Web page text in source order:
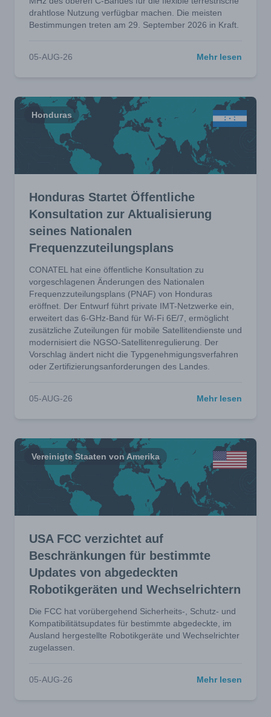
drahtlose Nutzung verfügbar machen. Die meisten
Bestimmungen treten am 29. September 2026 in Kraft.
05-AUG-26 Mehr lesen
Honduras
Honduras Startet Öffentliche
Konsultation zur Aktualisierung
seines Nationalen
Frequenzzuteilungsplans
CONATEL hat eine öffentliche Konsultation zu
vorgeschlagenen Änderungen des Nationalen
Frequenzzuteilungsplans (PNAF) von Honduras
eröffnet. Der Entwurf führt private IMT-Netzwerke ein,
erweitert das 6-GHz-Band für Wi-Fi 6E/7, ermöglicht
zusätzliche Zuteilungen für mobile Satellitendienste und
modernisiert die NGSO-Satellitenregulierung. Der
Vorschlag ändert nicht die Typgenehmigungsverfahren
oder Zertifizierungsanforderungen des Landes.
05-AUG-26 Mehr lesen
Vereinigte Staaten von Amerika
USA FCC verzichtet auf
Beschränkungen für bestimmte
Updates von abgedeckten
Robotikgeräten und Wechselrichtern
Die FCC hat vorübergehend Sicherheits-, Schutz- und
Kompatibilitätsupdates für bestimmte abgedeckte, im
Ausland hergestellte Robotikgeräte und Wechselrichter
zugelassen.
05-AUG-26 Mehr lesen